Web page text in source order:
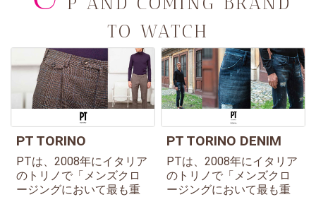
TO WATCH
PT TORINO
PTは、2008年にイタリア
のトリノで「メンズクロ
ージングにおいて最も重
PT TORINO DENIM
PTは、2008年にイタリア
のトリノで「メンズクロ
ージングにおいて最も重